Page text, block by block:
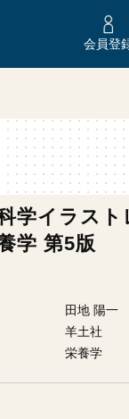
会員登
学イラス
学 第5版
田地 陽一
羊土社
栄養学